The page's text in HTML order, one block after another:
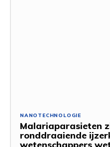
NANOTECHNOLOGIE
Malariaparasieten
ronddraaiende
wetenschappers